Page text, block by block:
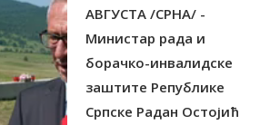
АВГУСТА /СРНА/ -
Министар рада и
борачко-инвалидске
заштите Републике
Српске Радан Остојић